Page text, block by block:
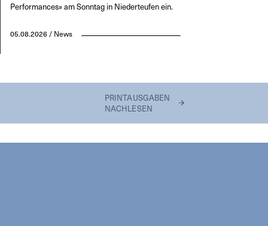
Performances» am Sonntag in Niederteufen ein.
05.08.2026 / News
PRINTAUSGABEN
NACHLESEN